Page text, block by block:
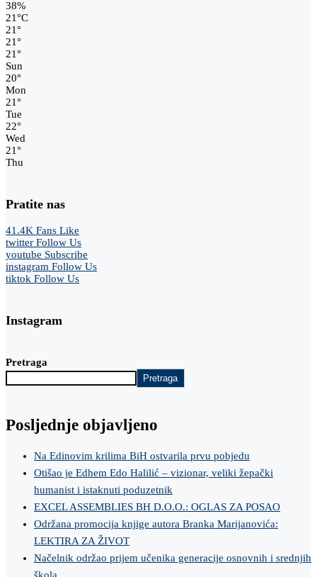
38%
21°C
21°
21°
21°
Sun
20°
Mon
21°
Tue
22°
Wed
21°
Thu
Pratite nas
41.4K Fans Like
twitter Follow Us
youtube Subscribe
instagram Follow Us
tiktok Follow Us
Instagram
Pretraga
Pretraga
Posljednje objavljeno
Na Edinovim krilima BiH ostvarila prvu pobjedu
Otišao je Edhem Edo Halilić – vizionar, veliki žepački
humanist i istaknuti poduzetnik
EXCEL ASSEMBLIES BH D.O.O.: OGLAS ZA POSAO
Održana promocija knjige autora Branka Marijanovića:
LEKTIRA ZA ŽIVOT
Načelnik održao prijem učenika generacije osnovnih i srednjih